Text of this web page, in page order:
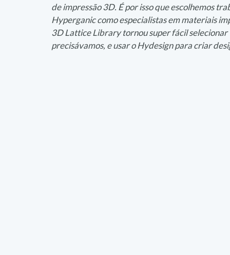
de impressão 3D. É por isso que escolhemos
Hyperganic como especialistas em materiais
3D Lattice Library tornou super fácil
precisávamos, e usar o Hydesign para criar